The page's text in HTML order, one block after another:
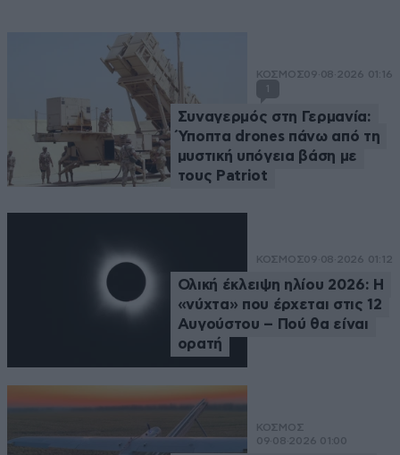
ΚΟΣΜΟΣ09·08·2026 01:16
Συναγερμός στη Γερμανία:
Ύποπτα drones πάνω από τη
μυστική υπόγεια βάση με
τους Patriot
ΚΟΣΜΟΣ09·08·2026 01:12
Ολική έκλειψη ηλίου 2026: Η
«νύχτα» που έρχεται στις 12
Αυγούστου – Πού θα είναι
ορατή
ΚΟΣΜΟΣ
09·08·2026 01:00